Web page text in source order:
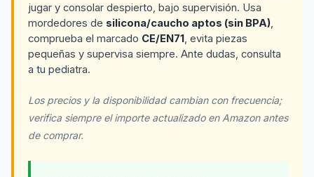
jugar y consolar despierto, bajo supervisión. Usa
mordedores de silicona/caucho aptos (sin BPA),
comprueba el marcado CE/EN71, evita piezas
pequeñas y supervisa siempre. Ante dudas, consulta
a tu pediatra.
Los precios y la disponibilidad cambian con frecuencia;
verifica siempre el importe actualizado en Amazon antes
de comprar.